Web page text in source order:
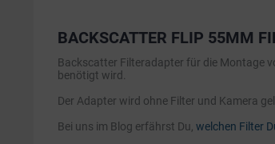
BACKSCATTER FLIP 55MM
Backscatter Filteradapter für die Montage
benötigt wird.
Der Adapter wird ohne Filter und Kamera
Bei uns im Blog erfährst Du, welchen Filter